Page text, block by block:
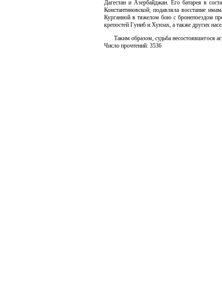
Дагестан и Азербайджан. Его батарея в
Константиновской; подавляла восстание
Курганной в тяжелом бою с бронепоездом
крепостей Гуниб и Хунзах, а также других
Таким образом, судьба несостоявшегося
Число прочтений: 3536